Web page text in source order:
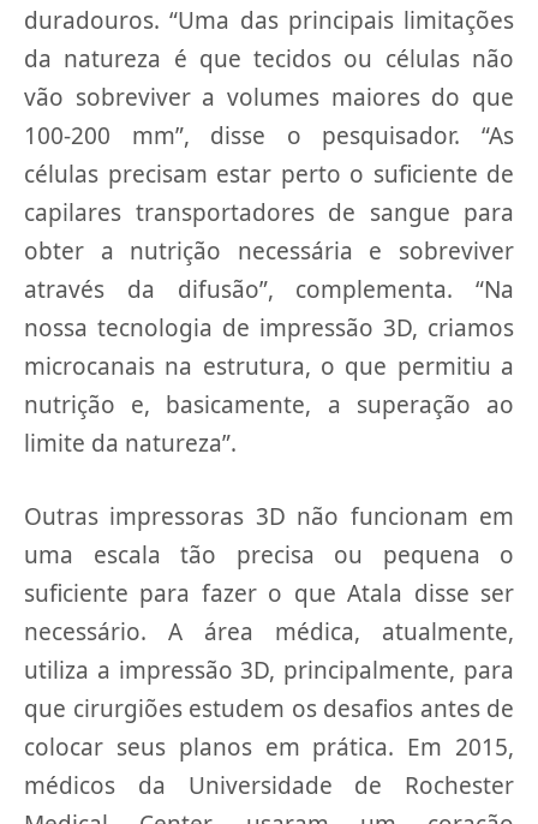
duradouros. “Uma das principais limitações
da natureza é que tecidos ou células não
vão sobreviver a volumes maiores do que
100-200 mm”, disse o pesquisador. “As
células precisam estar perto o suficiente de
capilares transportadores de sangue para
obter a nutrição necessária e sobreviver
através da difusão”, complementa. “Na
nossa tecnologia de impressão 3D, criamos
microcanais na estrutura, o que permitiu a
nutrição e, basicamente, a superação ao
limite da natureza”.
Outras impressoras 3D não funcionam em
uma escala tão precisa ou pequena o
suficiente para fazer o que Atala disse ser
necessário. A área médica, atualmente,
utiliza a impressão 3D, principalmente, para
que cirurgiões estudem os desafios antes de
colocar seus planos em prática. Em 2015,
médicos da Universidade de Rochester